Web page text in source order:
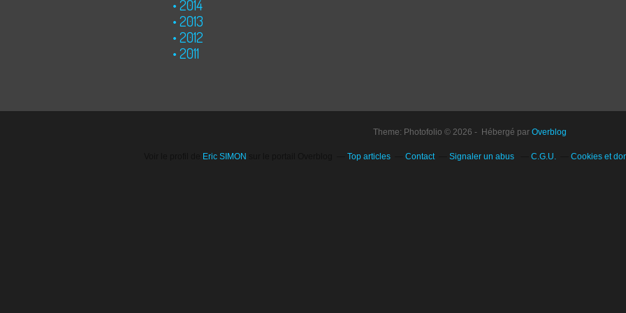
2014
2013
2012
2011
Theme: Photofolio © 2026 - Hébergé par Overblog
Eric SIMON Top articles Contact Signaler un abus C.G.U. Cookies et